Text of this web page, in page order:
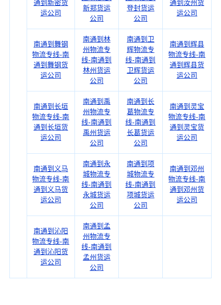
通到新密货
运公司
新郑货运
公司
登封货运
公司
通到汝州货
运公司
南通到舞钢
物流专线-南
通到舞钢货
运公司
南通到林
州物流专
线-南通到
林州货运
公司
南通到卫
辉物流专
线-南通到
卫辉货运
公司
南通到辉县
物流专线-南
通到辉县货
运公司
南通到长垣
物流专线-南
通到长垣货
运公司
南通到禹
州物流专
线-南通到
禹州货运
公司
南通到长
葛物流专
线-南通到
长葛货运
公司
南通到灵宝
物流专线-南
通到灵宝货
运公司
南通到义马
物流专线-南
通到义马货
运公司
南通到永
城物流专
线-南通到
永城货运
公司
南通到项
城物流专
线-南通到
项城货运
公司
南通到邓州
物流专线-南
通到邓州货
运公司
南通到沁阳
物流专线-南
通到沁阳货
运公司
南通到孟
州物流专
线-南通到
孟州货运
公司